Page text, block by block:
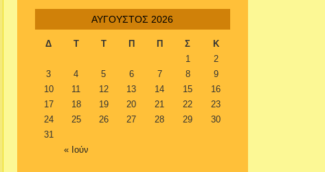
ΑΎΓΟΥΣΤΟΣ 2026
Δ Τ Τ Π Π Σ Κ
« Ιούν
1
2
3
4 5 6 7 8
9
10
11 12 13 14 15
16
17
18 19 20 21 22
23
24
25 26 27 28 29
30
31